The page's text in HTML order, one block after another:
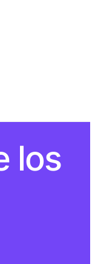
los